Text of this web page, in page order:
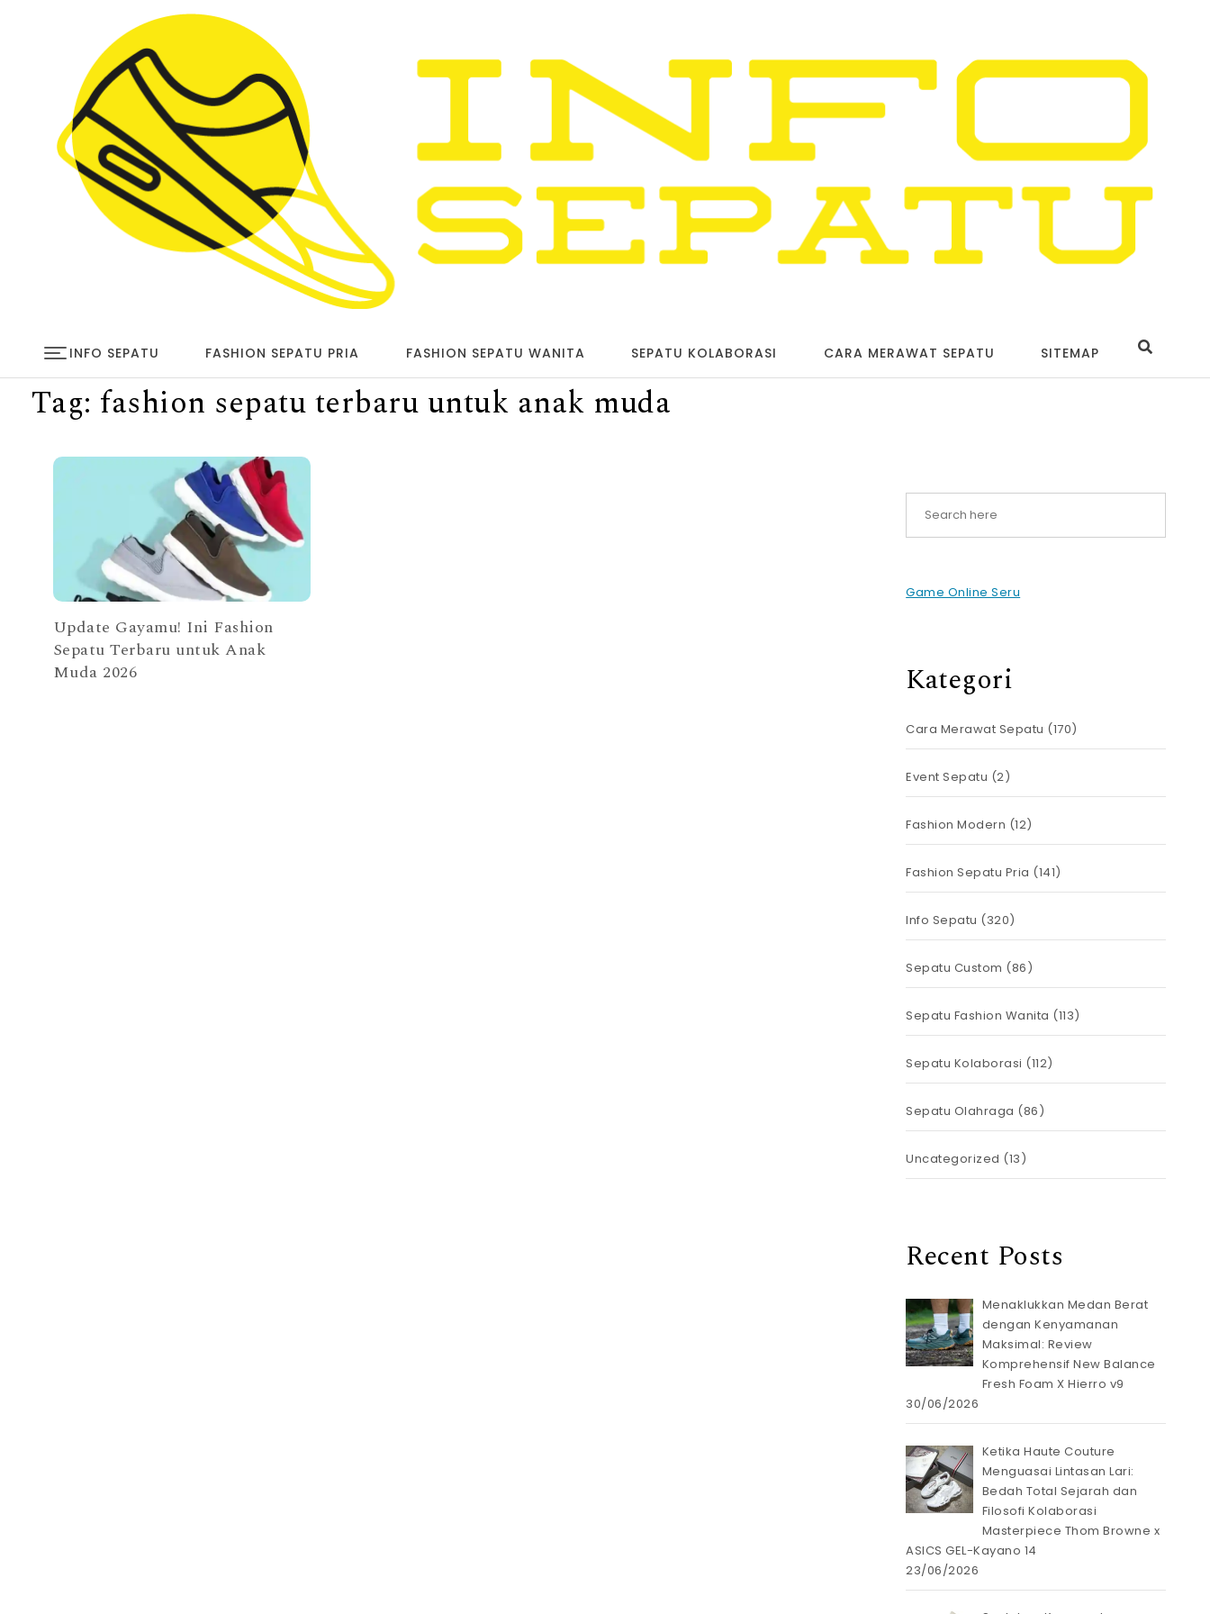
INFO SEPATU FASHION SEPATU PRIA FASHION SEPATU WANITA SEPATU KOLABORASI CARA MERAWAT SEPATU SITEMAP
Tag: fashion sepatu terbaru untuk anak muda
Update Gayamu! Ini Fashion
Sepatu Terbaru untuk Anak
Muda 2026
Game Online Seru
Kategori
Cara Merawat Sepatu (170)
Event Sepatu (2)
Fashion Modern (12)
Fashion Sepatu Pria (141)
Info Sepatu (320)
Sepatu Custom (86)
Sepatu Fashion Wanita (113)
Sepatu Kolaborasi (112)
Sepatu Olahraga (86)
Uncategorized (13)
Recent Posts
Menaklukkan Medan Berat
dengan Kenyamanan
Maksimal: Review
Komprehensif New Balance
Fresh Foam X Hierro v9
30/06/2026
Ketika Haute Couture
Menguasai Lintasan Lari:
Bedah Total Sejarah dan
Filosofi Kolaborasi
Masterpiece Thom Browne x
ASICS GEL-Kayano 14
23/06/2026